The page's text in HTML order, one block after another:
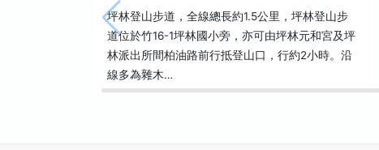
坪林登山步道，全線總長約1.5公里，坪林登山步
道位於竹16-1坪林國小旁，亦可由坪林元和宮及坪
林派出所間柏油路前行抵登山口，行約2小時。沿
線多為雜木…